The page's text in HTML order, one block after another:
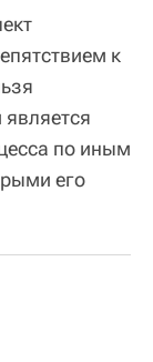
к
по иным
его